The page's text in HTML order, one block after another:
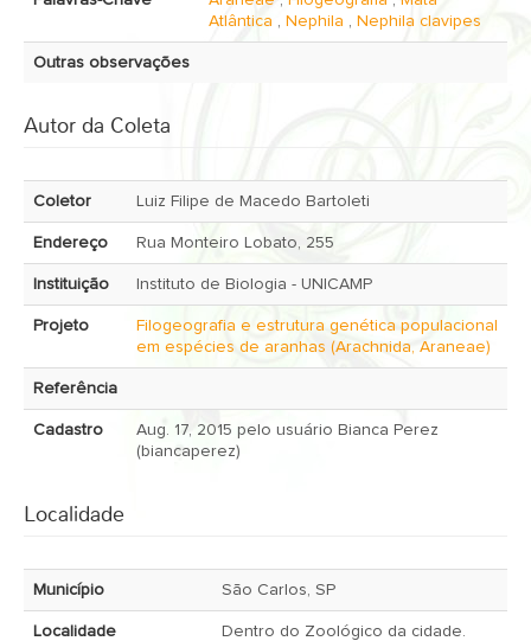
Atlântica , Nephila , Nephila clavipes
Outras observações
Autor da Coleta
Coletor Luiz Filipe de Macedo Bartoleti
Endereço Rua Monteiro Lobato, 255
Instituição Instituto de Biologia - UNICAMP
Projeto
Filogeografia e estrutura genética populacional
em espécies de aranhas (Arachnida, Araneae)
Referência
Cadastro
Aug. 17, 2015 pelo usuário Bianca Perez
(biancaperez)
Localidade
Município São Carlos, SP
Localidade Dentro do Zoológico da cidade.